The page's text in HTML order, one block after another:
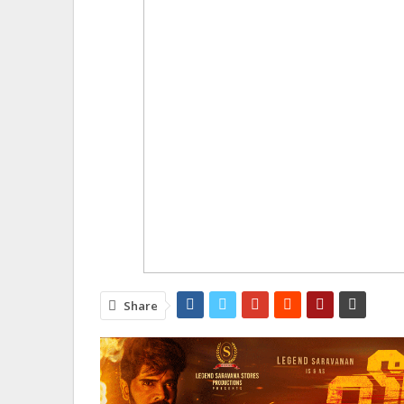
Share